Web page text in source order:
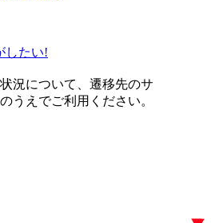
したい!
況について、遷移先のサ
うえでご利用ください。